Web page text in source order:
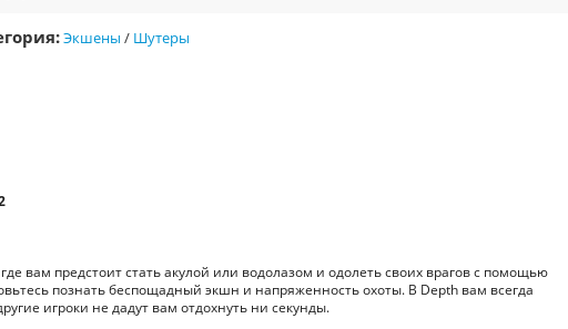
Экшены / Шутеры
вам предстоит стать акулой или водолазом и одолеть своих врагов с помощью
познать беспощадный экшн и напряженность охоты. В Depth вам всегда
игроки не дадут вам отдохнуть ни секунды.